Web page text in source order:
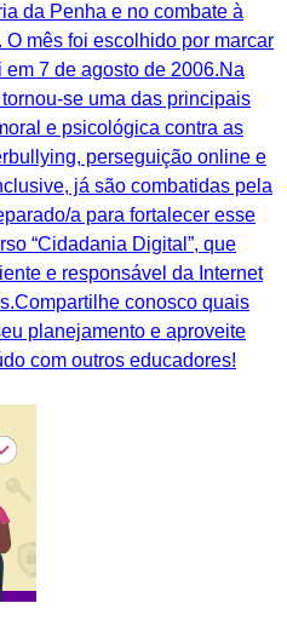
da Penha e no combate à
mês foi escolhido por marcar
7 de agosto de 2006.Na
se uma das principais
e psicológica contra as
perseguição online e
já são combatidas pela
a para fortalecer esse
“Cidadania Digital”, que
e responsável da Internet
conosco quais
planejamento e aproveite
com outros educadores!